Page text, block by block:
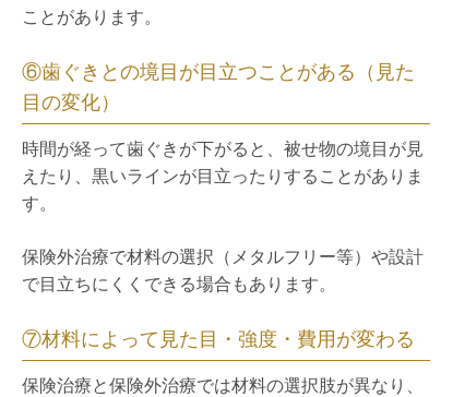
ことがあります。
⑥歯ぐきとの境目が目立つことがある（見た
目の変化）
時間が経って歯ぐきが下がると、被せ物の境目が見
えたり、黒いラインが目立ったりすることがありま
す。
保険外治療で材料の選択（メタルフリー等）や設計
で目立ちにくくできる場合もあります。
⑦材料によって見た目・強度・費用が変わる
保険治療と保険外治療では材料の選択肢が異なり、